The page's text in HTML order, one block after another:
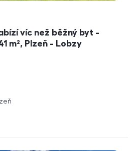
víc než běžný byt -
m², Plzeň - Lobzy